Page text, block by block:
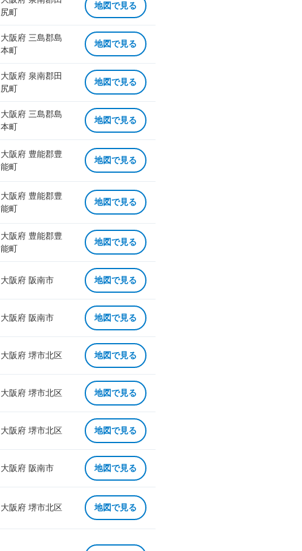
尻町
地図で見る
大阪府 三島郡島
本町
地図で見る
大阪府 泉南郡田
尻町
地図で見る
大阪府 三島郡島
本町
地図で見る
大阪府 豊能郡豊
能町
地図で見る
大阪府 豊能郡豊
能町
地図で見る
大阪府 豊能郡豊
能町
地図で見る
大阪府 阪南市 地図で見る
大阪府 阪南市 地図で見る
大阪府 堺市北区 地図で見る
大阪府 堺市北区 地図で見る
大阪府 堺市北区 地図で見る
大阪府 阪南市 地図で見る
大阪府 堺市北区 地図で見る